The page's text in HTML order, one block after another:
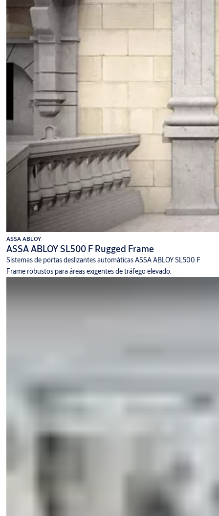
ASSA ABLOY
ASSA ABLOY SL500 F Rugged Frame
Sistemas de portas deslizantes automáticas ASSA ABLOY SL500 F
Frame robustos para áreas exigentes de tráfego elevado.